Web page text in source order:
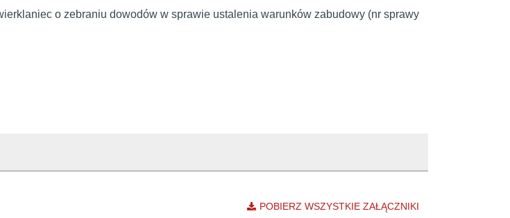
o zebraniu dowodów w sprawie ustalenia warunków zabudowy (nr sprawy
POBIERZ WSZYSTKIE ZAŁĄCZNIKI